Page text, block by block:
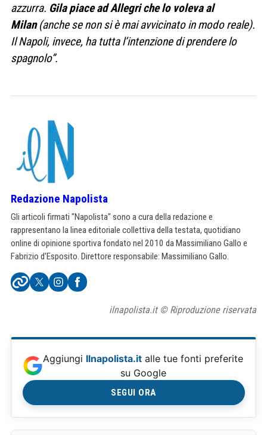
azzurra. Gila piace ad Allegri che lo voleva al
Milan(anche se non si è mai avvicinato in modo reale).
Il Napoli, invece, ha tutta l’intenzione di prendere lo
spagnolo”.
Redazione Napolista
Gli articoli firmati "Napolista" sono a cura della redazione e
rappresentano la linea editoriale collettiva della testata, quotidiano
online di opinione sportiva fondato nel 2010 da Massimiliano Gallo e
Fabrizio d'Esposito. Direttore responsabile: Massimiliano Gallo.
ilnapolista.it © Riproduzione riservata
Aggiungi Ilnapolista.it alle tue fonti preferite
su Google
SEGUI ORA